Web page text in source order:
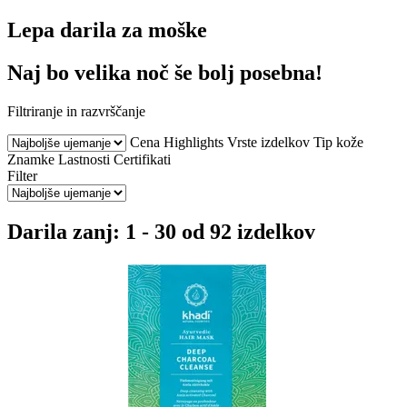
Lepa darila za moške
Naj bo velika noč še bolj posebna!
Filtriranje in razvrščanje
Cena Highlights Vrste izdelkov Tip kože
Znamke Lastnosti Certifikati
Filter
Darila zanj: 1 - 30 od 92 izdelkov